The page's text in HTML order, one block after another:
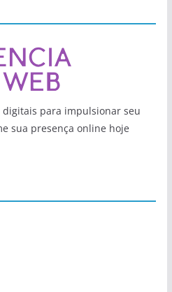
digitais para impulsionar seu
sua presença online hoje